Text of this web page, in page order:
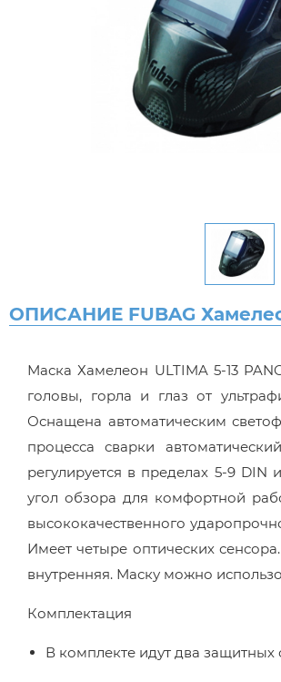
ОПИСАНИЕ FUBAG
Маска Хамелеон ULTIMA 5-13
головы, горла и глаз от
Оснащена автоматическим
процесса сварки
регулируется в пределах 5-9
угол обзора для комфортной
высококачественного
Имеет четыре оптических
внутренняя. Маску можно
Комплектация
В комплекте идут два защитных